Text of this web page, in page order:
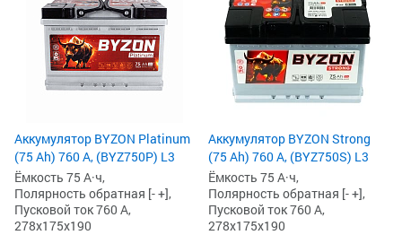
Аккумулятор BYZON Platinum
(75 Ah) 760 А, (BYZ750P) L3
Ёмкость 75 А·ч,
Полярность обратная [- +],
Пусковой ток 760 А,
278x175x190
Аккумулятор BYZON Strong
(75 Ah) 760 А, (BYZ750S) L3
Ёмкость 75 А·ч,
Полярность обратная [- +],
Пусковой ток 760 А,
278x175x190